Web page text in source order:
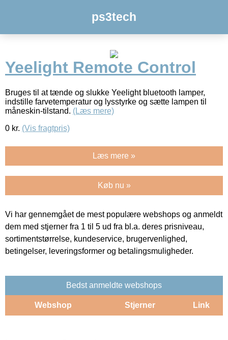
ps3tech
Yeelight Remote Control
Bruges til at tænde og slukke Yeelight bluetooth lamper,
indstille farvetemperatur og lysstyrke og sætte lampen til
måneskin-tilstand. (Læs mere)
0 kr. (Vis fragtpris)
Læs mere »
Køb nu »
Vi har gennemgået de mest populære webshops og anmeldt
dem med stjerner fra 1 til 5 ud fra bl.a. deres prisniveau,
sortimentstørrelse, kundeservice, brugervenlighed,
betingelser, leveringsformer og betalingsmuligheder.
Bedst anmeldte webshops
Webshop Stjerner Link